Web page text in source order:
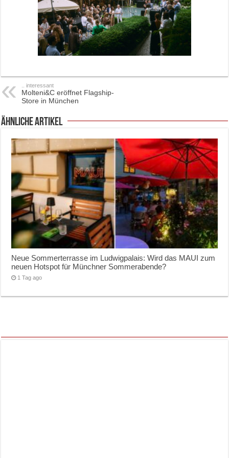
.. interessant
Molteni&C eröffnet Flagship-
Store in München
ähnliche Artikel
Neue Sommerterrasse im Ludwigpalais: Wird das MAUI zum
neuen Hotspot für Münchner Sommerabende?
1 Tag ago